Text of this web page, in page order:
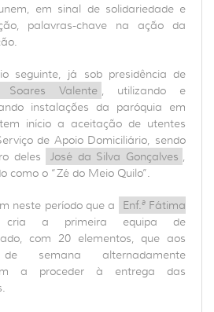
em sinal de solidariedade e
palavras-chave na ação da
seguinte, já sob presidência de
Soares Valente , utilizando e
instalações da paróquia em
início a aceitação de utentes
de Apoio Domiciliário, sendo
deles
José da Silva Gonçalves ,
como o “Zé do Meio Quilo”.
neste período que a
Enf.ª Fátima
a primeira equipa de
com 20 elementos, que aos
semana alternadamente
a proceder à entrega das